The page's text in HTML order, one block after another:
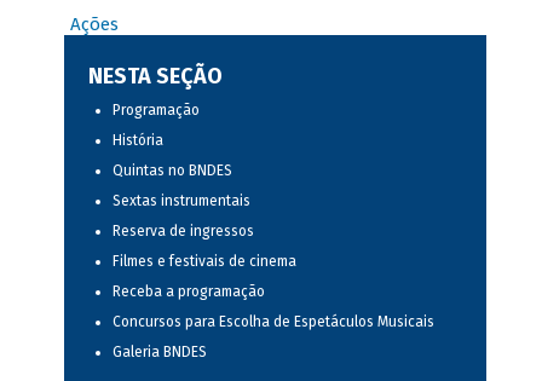
Ações
NESTA SEÇÃO
Programação
História
Quintas no BNDES
Sextas instrumentais
Reserva de ingressos
Filmes e festivais de cinema
Receba a programação
Concursos para Escolha de Espetáculos Musicais
Galeria BNDES